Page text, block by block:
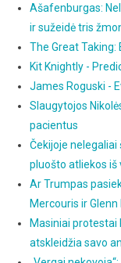
Ašafenburgas:
ir sužeidė tris
The Great Taking:
Kit Knightly -
James Roguski -
Slaugytojos
pacientus
Čekijoje
pluošto atliekos iš
Ar Trumpas
Mercouris ir Glenn
Masiniai protestai
atskleidžia savo